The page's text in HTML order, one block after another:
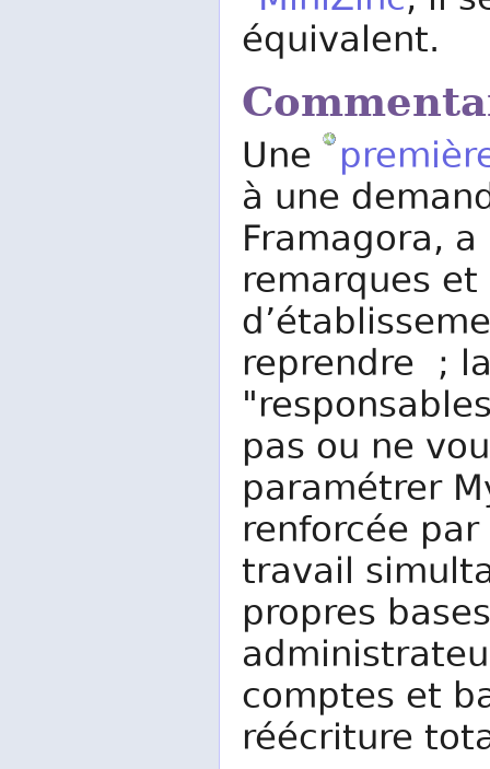
équivalent.
Une
à une
Framagora,
remarques
reprendre ;
pas ou ne
paramétrer
renforcée
travail
propres
comptes et
réécriture